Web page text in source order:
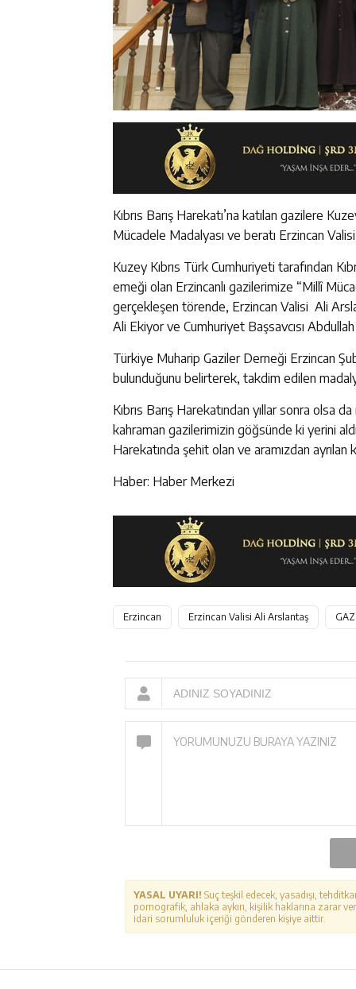
Kıbrıs Barış Harekatı’na katılan gazilere
Mücadele Madalyası ve beratı Erzincan
Kuzey Kıbrıs Türk Cumhuriyeti tarafından
emeği olan Erzincanlı gazilerimize “Millî
gerçekleşen törende, Erzincan Valisi Ali
Ali Ekiyor ve Cumhuriyet Başsavcısı
Türkiye Muharip Gaziler Derneği Erzincan
bulunduğunu belirterek, takdim edilen
Kıbrıs Barış Harekatından yıllar sonra olsa
kahraman gazilerimizin göğsünde ki yerini
Harekatında şehit olan ve aramızdan
Haber: Haber Merkezi
Erzincan Erzincan Valisi Ali Arslantaş
YASAL UYARI! Suç teşkil edecek, yasadışı,
pornografik, ahlaka aykırı, kişilik haklarına zarar
idari sorumluluk içeriği gönderen kişiye aittir.